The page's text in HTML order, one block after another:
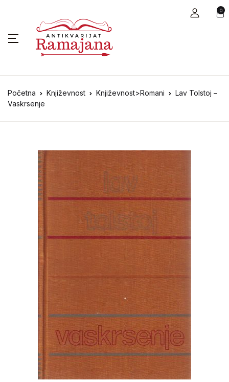
0
Početna Književnost Književnost>Romani
Lav Tolstoj –
Vaskrsenje